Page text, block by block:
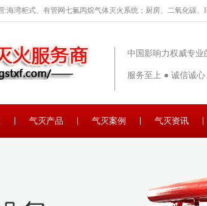
:海湾柜式、有管网七氟丙烷气体灭火系统；厨房、二氧化碳
中国影响力权威专业
服务至上 ● 诚信诚心
气灭产品 气灭案例 气灭资讯